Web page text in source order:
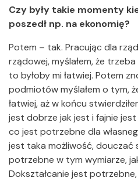
Czy były takie momenty
poszedł np. na ekonomię?
Potem – tak. Pracując dla
rządowej, myślałem, że
to byłoby mi łatwiej. Potem
podmiotów myślałem o tym,
łatwiej, aż w końcu
jest dobrze jak jest i fajnie
co jest potrzebne dla
jest taka możliwość,
potrzebne w tym wymiarze,
Dokształcanie jest